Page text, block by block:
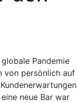
Pandemie
von persönlich auf
neue Bar war